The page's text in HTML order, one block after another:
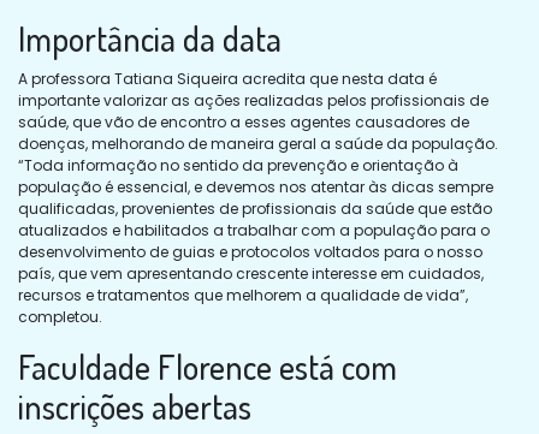
Importância da data
A professora Tatiana Siqueira acredita que nesta data é
importante valorizar as ações realizadas pelos profissionais de
saúde, que vão de encontro a esses agentes causadores de
doenças, melhorando de maneira geral a saúde da população.
“Toda informação no sentido da prevenção e orientação à
população é essencial, e devemos nos atentar às dicas sempre
qualificadas, provenientes de profissionais da saúde que estão
atualizados e habilitados a trabalhar com a população para o
desenvolvimento de guias e protocolos voltados para o nosso
país, que vem apresentando crescente interesse em cuidados,
recursos e tratamentos que melhorem a qualidade de vida”,
completou.
Faculdade Florence está com
inscrições abertas